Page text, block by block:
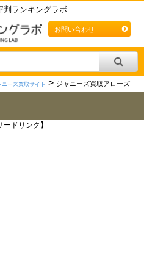
判ランキングラボ
お問い合わせ
ニーズ買取サイト > ジャニーズ買取アローズ
ードリンク】